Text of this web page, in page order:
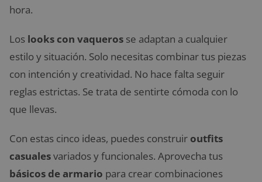
hora.
Los looks con vaqueros se adaptan a cualquier
estilo y situación. Solo necesitas combinar tus piezas
con intención y creatividad. No hace falta seguir
reglas estrictas. Se trata de sentirte cómoda con lo
que llevas.
Con estas cinco ideas, puedes construir outfits
casualesvariados y funcionales. Aprovecha tus
básicos de armario para crear combinaciones